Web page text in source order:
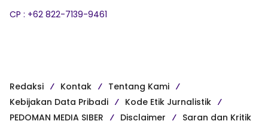
CP : +62 822-7139-9461
Redaksi Kontak
Tentang Kami
Kebijakan Data Pribadi
Kode Etik Jurnalistik
PEDOMAN MEDIA SIBER
Disclaimer Saran dan Kritik